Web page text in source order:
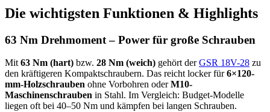
Die wichtigsten Funktionen & Highlights
63 Nm Drehmoment – Power für große Schrauben
Mit 63 Nm (hart) bzw. 28 Nm (weich) gehört derGSR 18V-28 zu
den kräftigeren Kompaktschraubern. Das reicht locker für6×120-
mm-Holzschrauben ohne Vorbohren oderM10-
Maschinenschrauben in Stahl. Im Vergleich: Budget-Modelle
liegen oft bei 40–50 Nm und kämpfen bei langen Schrauben.